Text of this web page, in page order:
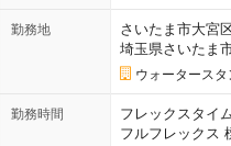
勤務地
さいたま市大宮
埼玉県さいたま
ウォータース
勤務時間
フレックスタイ
フルフレックス